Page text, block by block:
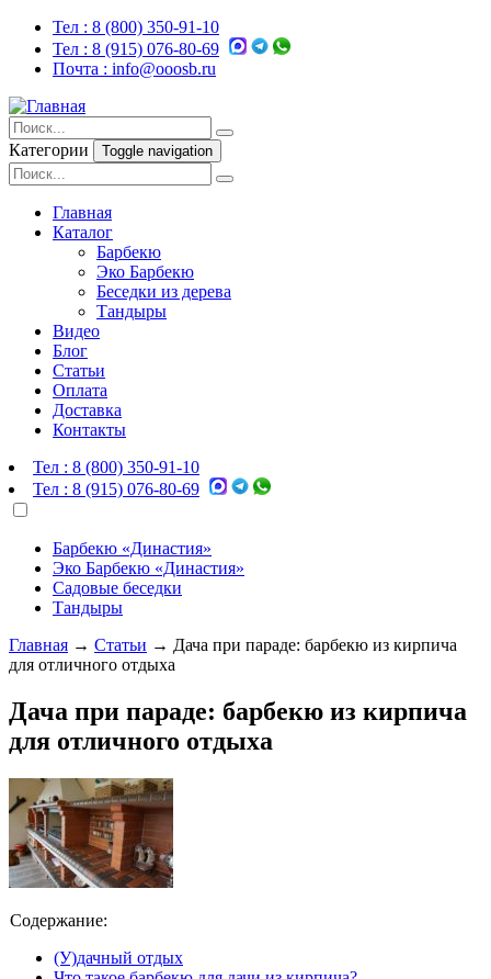
Тел : 8 (800) 350-91-10
Тел : 8 (915) 076-80-69
Почта : info@ooosb.ru
Категории Toggle navigation
Главная
Каталог
Барбекю
Эко Барбекю
Беседки из дерева
Тандыры
Видео
Блог
Статьи
Оплата
Доставка
Контакты
Тел : 8 (800) 350-91-10
Тел : 8 (915) 076-80-69
Барбекю «Династия»
Эко Барбекю «Династия»
Садовые беседки
Тандыры
Главная → Статьи → Дача при параде: барбекю из кирпича
для отличного отдыха
Дача при параде: барбекю из кирпича
для отличного отдыха
Содержание:
(У)дачный отдых